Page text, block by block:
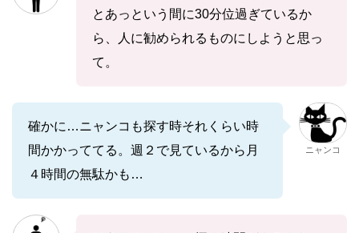
とあっという間に30分位過ぎているか
ら、人に勧められるものにしようと思っ
て。
確かに…ニャンコも探す時それくらい時
間かかっててる。週２で見ているから月
４時間の無駄かも…
ニャンコ